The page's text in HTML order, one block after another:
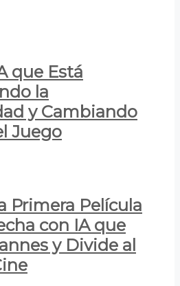
que Está
la
y Cambiando
Juego
Primera Película
con IA que
y Divide al